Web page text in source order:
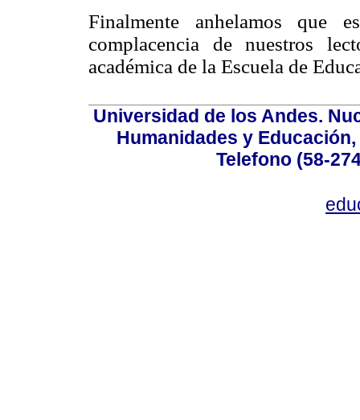
Finalmente anhelamos que
complacencia de nuestros
académica de la Escuela de
Universidad de los Andes.
Humanidades y
Telefono (58-